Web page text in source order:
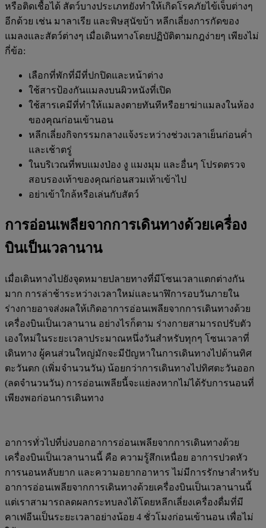
หรือติดเชื้อได้ สัตว์บางประเภทยังทำให้เกิดโรคภัยไข้เจ็บต่างๆ
อีกด้วย เช่น มาลาเรีย และพิษสุนัขบ้า หลีกเลี่ยงการกัดของ
แมลงและสัตว์ต่างๆ เมื่อเดินทางโดยปฏิบัติตามกฎง่ายๆ เพียงไม่
กี่ข้อ:
เลือกที่พักที่มีที่ปกปิดและหน้าต่าง
ใช้สารป้องกันแมลงบนผิวหนังที่เปิด
ใช้สารเคมีที่ทำให้แมลงตายทันทีหรือยาฆ่าแมลงในห้อง
ของคุณก่อนเข้านอน
หลีกเลี่ยงกิจกรรมกลางแจ้งระหว่างช่วงเวลาเย็นก่อนค่ำ
และเช้าตรู่
ในบริเวณที่พบแมงป่อง งู แมงมุม และอื่นๆ โปรดตรวจ
สอบรองเท้าของคุณก่อนสวมเท้าเข้าไป
อย่าเข้าใกล้หรือเล่นกับสัตว์
การอ่อนเพลียจากการเดินทางด้วยเครื่อง
บินเป็นเวลานาน
เมื่อเดินทางไปยังจุดหมายปลายทางที่มีโซนเวลาแตกต่างกัน
มาก การล่าช้าระหว่างเวลาใหม่และนาฬิการอบวันภายใน
ร่างกายอาจส่งผลให้เกิดอาการอ่อนเพลียจากการเดินทางด้วย
เครื่องบินเป็นเวลานาน อย่างไรก็ตาม ร่างกายสามารถปรับตัว
เองใหม่ในระยะเวลาประมาณหนึ่งวันสำหรับทุกๆ โซนเวลาที่
เดินทาง ผู้คนส่วนใหญ่มักจะมีปัญหาในการเดินทางไปด้านทิศ
ตะวันตก (เพิ่มจำนวนวัน) น้อยกว่าการเดินทางไปทิศตะวันออก
(ลดจำนวนวัน) การอ่อนเพลียนี้จะแย่ลงหากไม่ได้รับการนอนที่
เพียงพอก่อนการเดินทาง
อาการทั่วไปที่บ่งบอกอาการอ่อนเพลียจากการเดินทางด้วย
เครื่องบินเป็นเวลานานนี้ คือ ความรู้สึกเหนื่อย อาการปวดหัว
การนอนหลับยาก และความอยากอาหาร ไม่มีการรักษาสำหรับ
อาการอ่อนเพลียจากการเดินทางด้วยเครื่องบินเป็นเวลานานนี้
แต่เราสามารถลดผลกระทบลงได้โดยหลีกเลี่ยงเครื่องดื่มที่มี
คาเฟอีนเป็นระยะเวลาอย่างน้อย 4 ชั่วโมงก่อนเข้านอน เพื่อไม่